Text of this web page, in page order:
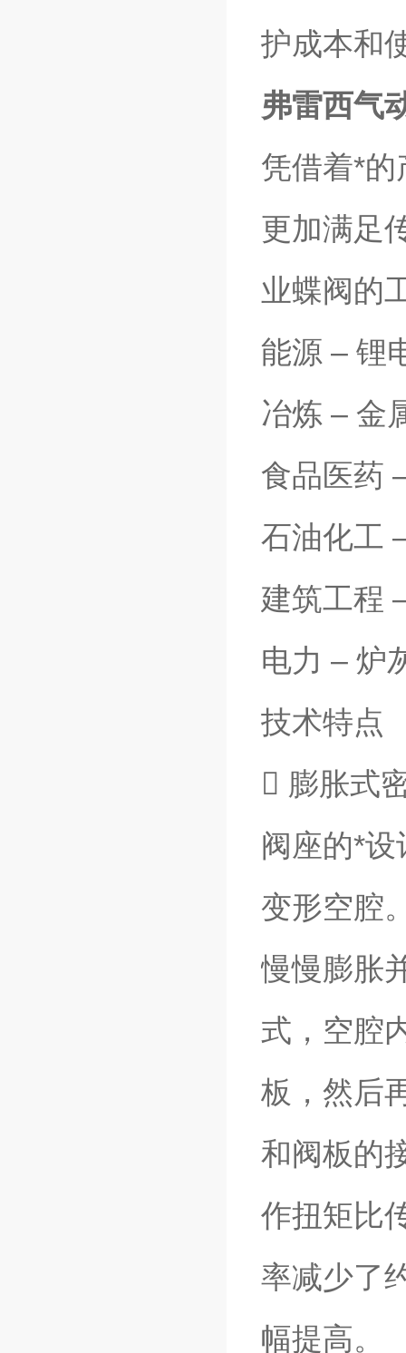
护成本和
弗雷西气
凭借着*
更加满足
业蝶阀的
能源 – 锂
冶炼 – 金
食品医药
石油化工
建筑工程
电力 – 炉
技术特点
 膨胀式
阀座的*
变形空腔
慢慢膨胀
式，空腔
板，然后
和阀板的
作扭矩比
率减少了
幅提高。